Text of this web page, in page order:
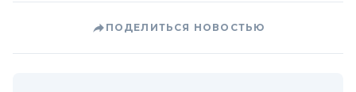
ПОДЕЛИТЬСЯ НОВОСТЬЮ